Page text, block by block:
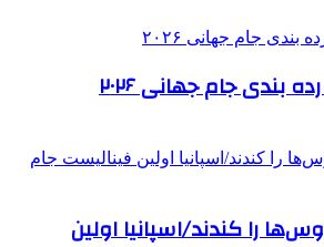
بندی جام جهانی ۲۰۲۶
را کندند/اسپانیا اولین